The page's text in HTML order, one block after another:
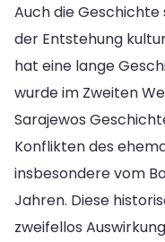
Auch die
der Entstehung
hat eine lange
wurde im Zweiten
Sarajewos
Konflikten des
insbesondere vom
Jahren. Diese
zweifellos